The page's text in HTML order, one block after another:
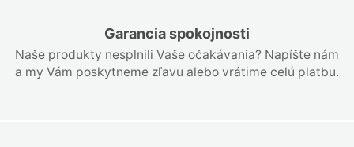
Garancia spokojnosti
Naše produkty nesplnili Vaše očakávania? Napíšte nám
a my Vám poskytneme zľavu alebo vrátime celú platbu.